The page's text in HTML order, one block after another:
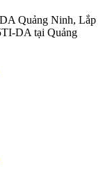
Quảng Ninh, Lắp
DA tại Quảng